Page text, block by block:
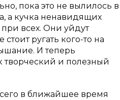
пока это не вылилось в
а кучка ненавидящих
всех. Они уйдут
ругать кого-то на
И теперь
творческий и полезный
в ближайшее время